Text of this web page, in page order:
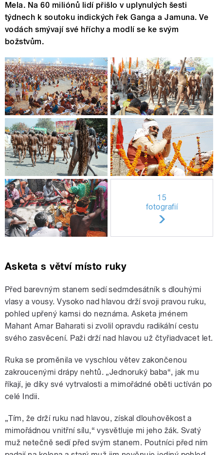
Mela. Na 60 miliónů lidí přišlo v uplynulých šesti
týdnech k soutoku indických řek Ganga a Jamuna. Ve
vodách smývají své hříchy a modlí se ke svým
božstvům.
15
fotografií
Asketa s větví místo ruky
Před barevným stanem sedí sedmdesátník s dlouhými
vlasy a vousy. Vysoko nad hlavou drží svoji pravou ruku,
pohled upřený kamsi do neznáma. Asketa jménem
Mahant Amar Baharati si zvolil opravdu radikální cestu
svého zasvěcení. Paži drží nad hlavou už čtyřiadvacet let.
Ruka se proměnila ve vyschlou větev zakončenou
zakroucenými drápy nehtů. „Jednoruký baba“, jak mu
říkají, je díky své vytrvalosti a mimořádné oběti uctíván po
celé Indii.
„Tím, že drží ruku nad hlavou, získal dlouhověkost a
mimořádnou vnitřní sílu,“ vysvětluje mi jeho žák. Svatý
muž netečně sedí před svým stanem. Poutníci před ním